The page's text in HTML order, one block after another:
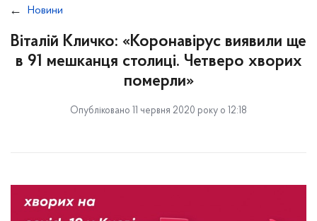
Новини
Віталій Кличко: «Коронавірус виявили ще
в 91 мешканця столиці. Четверо хворих
померли»
Опубліковано 11 червня 2020 року о 12:18